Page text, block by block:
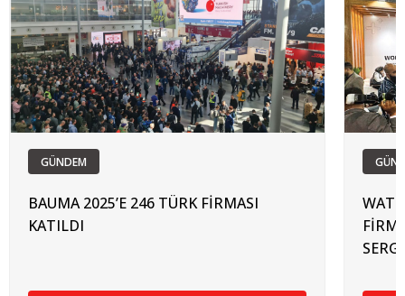
GÜNDEM
BAUMA 2025’E 246 TÜRK FİRMASI
KATILDI